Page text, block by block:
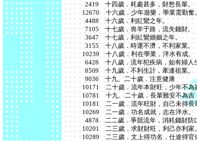
2419 十四歲．耗處甚多，財愁長輩。
12670 十六歲．少年遊樂，學業需勤奮
4488 十六歲．利紅鸞之年。
7105 十七歲．喪羊于路，流失錢財。
3647 十七歲．利紅鸞婚姻之年。
3155 十八歲．時運不濟，不利家業。
10239 十八歲．利在學業，泮水有成。
6428 十八歲．流年犯疾病，如有婦人
8509 十九歲．不利生計，牽連祖業。
9036 十九、二十歲．注意健康
10171 二十歲．流年本財旺，少年不為
10781 十九、二十歲．長輩難安不為吉
10181 二一歲．流年旺財，自己未得長
10269 二一歲．功名成就，志在泮水。
4878 二二歲．爭競流年，消耗錢財防
10201 二三歲．求財財旺，利己亦利家
10289 二三歲．文上得功名，仕途得官